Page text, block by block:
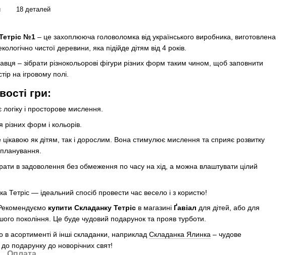
18 деталей
№1 – це захоплююча головоломка від українського виробника, виготовлена
чистої деревини, яка підійде дітям від 4 років.
– зібрати різнокольорові фігури різних форм таким чином, щоб заповнити
на ігровому полі.
гри:
логіку і просторове мислення.
різних форм і кольорів.
цікавою як дітям, так і дорослим. Вона стимулює мислення та сприяє розвитку
в задоволення без обмеження по часу на хід, а можна влаштувати цілий
Тетріс — ідеальний спосіб провести час весело і з користю!
купити Складанку Тетріс в магазині Ґавіал для дітей, або для
покоління. Це буде чудовий подарунок та прояв турботи.
асортименті й інші складанки, наприклад Складанка Ялинка – чудове
подарунку до новорічних свят!